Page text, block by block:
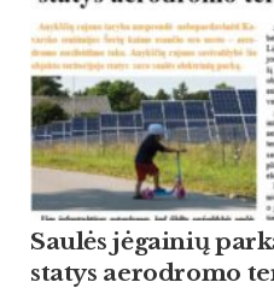
Saulės jėgainių
statys aerodromo